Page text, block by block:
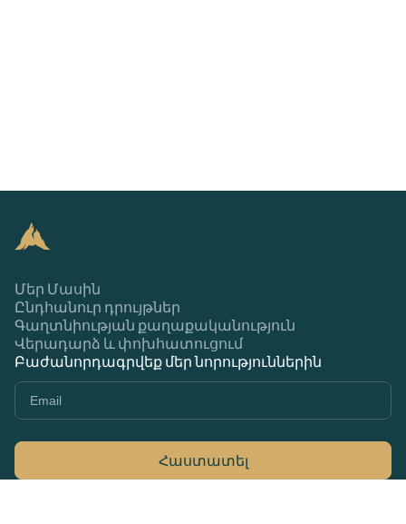
Մեր Մասին
Ընդհանուր դրույթներ
Գաղտնիության քաղաքականություն
Վերադարձ և փոխհատուցում
Բաժանորդագրվեք մեր նորություններին
Հաստատել